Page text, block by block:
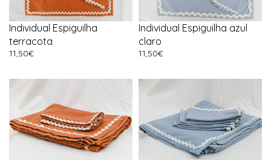
Individual Espiguilha
terracota
11,50€
Individual Espiguilha azul
claro
11,50€